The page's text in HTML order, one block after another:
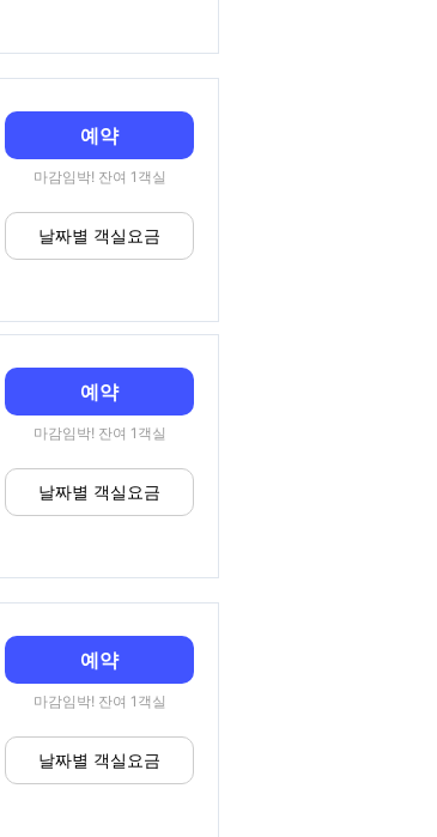
예약
마감임박! 잔여 1객실
날짜별 객실요금
예약
마감임박! 잔여 1객실
날짜별 객실요금
예약
마감임박! 잔여 1객실
날짜별 객실요금